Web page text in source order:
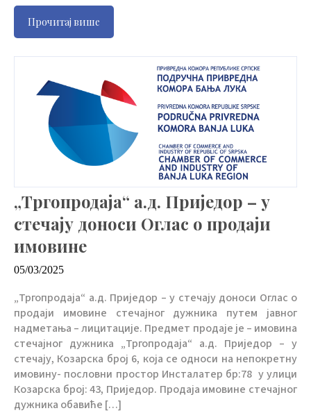
Прочитај више
„Тргопродаја“ а.д. Приједор – у
стечају доноси Оглас о продаји
имовине
05/03/2025
„Тргопродаја“ а.д. Приједор – у стечају доноси Оглас о
продаји имовине стечајног дужника путем јавног
надметања – лицитације. Предмет продаје је – имовина
стечајног дужника „Тргопродаја“ а.д. Приједор – у
стечају, Козарска број 6, која се односи на непокретну
имовину- пословни простор Инсталатер бр:78 у улици
Козарска број: 43, Приједор. Продаја имовине стечајног
дужника обавиће […]